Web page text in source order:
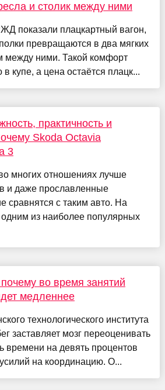
и столик между ними
показали плацкартный вагон,
превращаются в два мягких
между ними. Такой комфорт
купе, а цена остаётся плацк...
практичность и
Skoda Octavia
3
многих отношениях лучше
и даже прославленные
сравнятся с таким авто. На
из наиболее популярных
во время занятий
медленнее
технологического института
заставляет мозг переоценивать
времени на девять процентов
на координацию. О...